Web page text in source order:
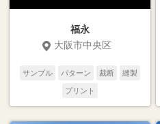
福永
大阪市中央区
サンプル パターン 裁断 縫製
プリント